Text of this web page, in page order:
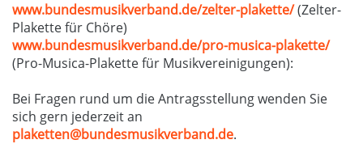
www.bundesmusikverband.de/zelter-plakette/(Zelter-
Plakette für Chöre)
www.bundesmusikverband.de/pro-musica-plakette/
(Pro-Musica-Plakette für Musikvereinigungen):
Bei Fragen rund um die Antragsstellung wenden Sie
sich gern jederzeit an
plaketten@bundesmusikverband.de.